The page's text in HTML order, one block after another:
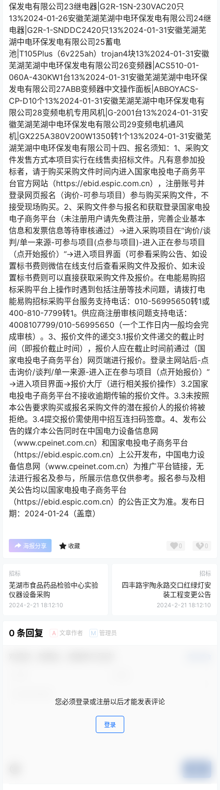
保发电有限公司23继电器|G2R-1SN-230VAC20只
13%2024-01-26安徽芜湖芜湖中电环保发电有限公司24继
电器|G2R-1-SNDDC2420只13%2024-01-31安徽芜湖芜
湖中电环保发电有限公司25蓄电
池|T105Plus（6v225ah）trojan4块13%2024-01-31安徽
芜湖芜湖中电环保发电有限公司26变频器|ACS510-01-
060A-430KW1台13%2024-01-31安徽芜湖芜湖中电环保
发电有限公司27ABB变频器中文操作面板|ABBOYACS-
CP-D10个13%2024-01-31安徽芜湖芜湖中电环保发电有
限公司28变频电机专用风机|G-2001台13%2024-01-31安
徽芜湖芜湖中电环保发电有限公司29变频电机通风
机|GX225A380V200W1350转1个13%2024-01-31安徽芜
湖芜湖中电环保发电有限公司十四、报名须知：1、采购文
件发售方式本项目实行在线售卖招标文件。凡有意参加投
标者，请于购买采购文件时间内进入国家电投电子商务平
台官方网站（https://ebid.espic.com.cn），注册账号并
登录网页报名（询价-可参与项目）参与购买采购文件，不
接受现场购买。2、采购文件参与报名和获取登录国家电投
电子商务平台（未注册用户请先免费注册，完善企业基本
信息和发票信息等待审核通过）→进入采购项目在“询价/谈
判/单一来源-可参与项目(点参与项目)-进入正在参与项目
（点开始报价）”→进入项目界面（可参看采购公告、如设
置标书费则微信在线支付后查看采购文件及报价、如未设
置标书费则可以直接获取采购文件及报价。在电能易购招
标采购平台上操作时遇到包括注册等技术问题，请拨打电
能易购招标采购平台服务支持电话：010-56995650转1或
400-810-7799转1。供应商注册审核问题支持电话：
4008107799/010-56995650（一个工作日内一般均会完
成审核）。3、报价文件的递交3.1报价文件递交的截止时
间（即报价截止时间），报价人应在截止时间前通过（国
家电投电子商务平台）网页端进行报价。登录主网站后-点
击询价/谈判/单一来源-进入正在参与项目（点开始报价）”
→进入项目界面→报价大厅（进行相关报价操作）3.2国家
电投电子商务平台不接收逾期传输的报价文件。3.3未按照
本公告要求购买或报名采购文件的潜在报价人的报价将被
拒绝。3.4提交报价需使用中招互连扫码签章。4、发布公
告的媒介本公告同时在中国电力设备信息网
（www.cpeinet.com.cn）和国家电投电子商务平台
（https://ebid.espic.com.cn）上公开发布，中国电力设
备信息网（www.cpeinet.com.cn）为推广平台链接，无
法进行报名及参与，所展示信息仅供参考。报名参与及相
关公告均以国家电投电子商务平台
（https://ebid.espic.com.cn）的公告正文为准。发布日
期：2024-01-24（盖章）
海报分享 收藏 0 0
招标
芜湖市食品药品检验中心实验
仪器设备采购
2024-2-21 18:12:10
招标
四丰路宇陶永路交口红绿灯安
装工程变更公告
2024-2-21 18:12:10
0 条回复 A 文章作者 M 管理员
您必须登录或注册以后才能发表评论
登录